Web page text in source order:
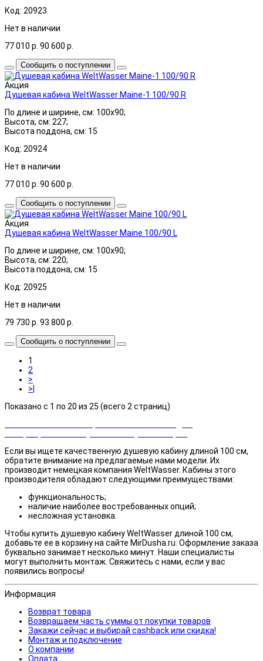
Код: 20923
Нет в наличии
77 010 р. 90 600 р.
Сообщить о поступлении
Акция
Душевая кабина WeltWasser Maine-1 100/90 R
По длине и ширине, см: 100x90;
Высота, см: 227;
Высота поддона, см: 15
Код: 20924
Нет в наличии
77 010 р. 90 600 р.
Сообщить о поступлении
Акция
Душевая кабина WeltWasser Maine 100/90 L
По длине и ширине, см: 100x90;
Высота, см: 220;
Высота поддона, см: 15
Код: 20925
Нет в наличии
79 730 р. 93 800 р.
Сообщить о поступлении
1
2
>
>|
Показано с 1 по 20 из 25 (всего 2 страниц)
Если вы ищете качественную душевую кабину длиной 100 см,
обратите внимание на предлагаемые нами модели. Их
производит немецкая компания WeltWasser. Кабины этого
производителя обладают следующими преимуществами:
функциональность;
наличие наиболее востребованных опций;
несложная установка.
Чтобы купить душевую кабину WeltWasser длиной 100 см,
добавьте ее в корзину на сайте MirDusha.ru. Оформление заказа
буквально занимает несколько минут. Наши специалисты
могут выполнить монтаж. Свяжитесь с нами, если у вас
появились вопросы!
Информация
Возврат товара
Возвращаем часть суммы от покупки товаров
Закажи сейчас и выбирай cashback или скидка!
Монтаж и подключение
О компании
Оплата